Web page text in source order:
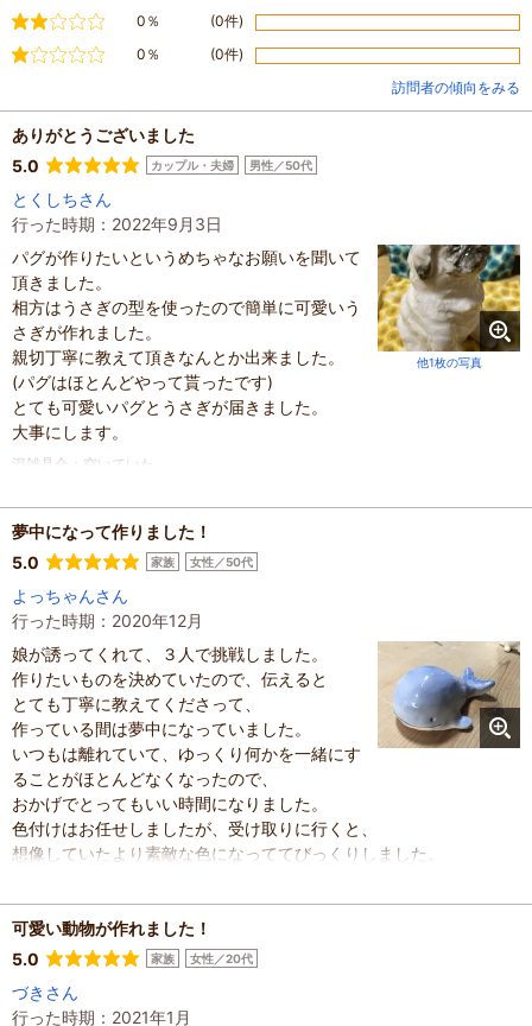
やや不満
0％ (0件)
不満0％
(0件)
訪問者の傾向をみる
ありがとうございました
5.0
カップル・夫婦 男性／50代
とくしちさん
行った時期：2022年9月3日
他1枚の写真
パグが作りたいというめちゃなお願いを聞いて
頂きました。
相方はうさぎの型を使ったので簡単に可愛いう
さぎが作れました。
親切丁寧に教えて頂きなんとか出来ました。
(パグはほとんどやって貰ったです)
とても可愛いパグとうさぎが届きました。
大事にします。
混雑具合
空いていた
人数：未設定
投稿日：2022年11月3日
夢中になって作りました！
5.0
家族 女性／50代
よっちゃんさん
行った時期：2020年12月
娘が誘ってくれて、３人で挑戦しました。
作りたいものを決めていたので、伝えると
とても丁寧に教えてくださって、
作っている間は夢中になっていました。
いつもは離れていて、ゆっくり何かを一緒にす
ることがほとんどなくなったので、
おかげでとってもいい時間になりました。
色付けはお任せしましたが、受け取りに行くと、
想像していたより素敵な色になっててびっくりしました。
ありがとうございました！
混雑具合：空いていた
滞在時間：1～2時間
子どもの年齢
人数：3人～5人
可愛い動物が作れました！
5.0
家族 女性／20代
づきさん
行った時期：2021年1月